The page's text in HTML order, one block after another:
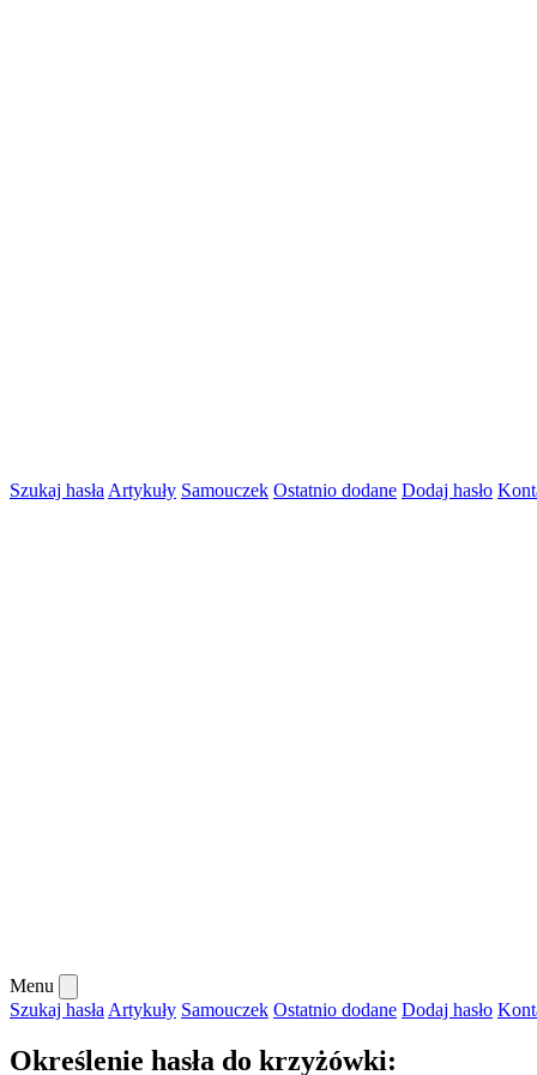
Szukaj hasła Artykuły Samouczek Ostatnio dodane Dodaj hasło
Menu
Szukaj hasła Artykuły Samouczek Ostatnio dodane Dodaj hasło
Określenie hasła do krzyżówki: